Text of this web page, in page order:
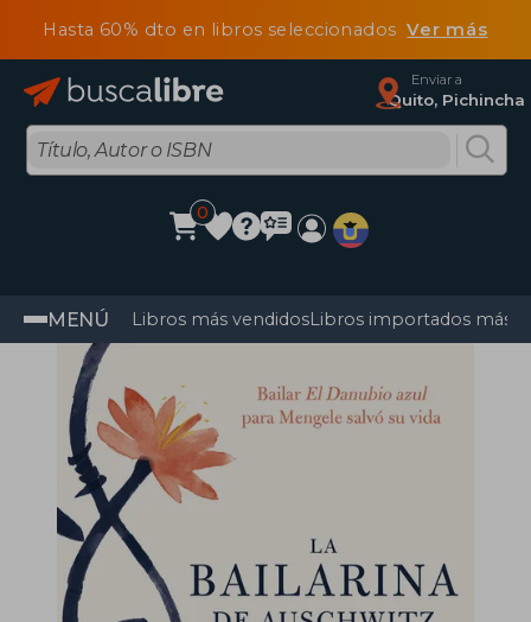
Hasta 60% dto en libros seleccionadosVer más
Enviar a
Quito, Pichincha
0
MENÚ Libros más vendidosLibros importados más